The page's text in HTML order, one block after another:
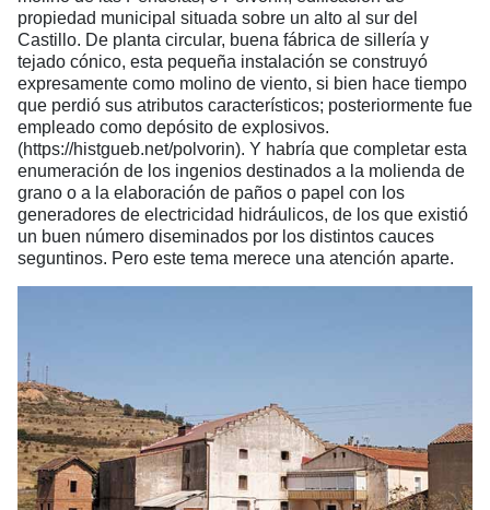
propiedad municipal situada sobre un alto al sur del
Castillo. De planta circular, buena fábrica de sillería y
tejado cónico, esta pequeña instalación se construyó
expresamente como molino de viento, si bien hace tiempo
que perdió sus atributos característicos; posteriormente fue
empleado como depósito de explosivos.
(https://histgueb.net/polvorin). Y habría que completar esta
enumeración de los ingenios destinados a la molienda de
grano o a la elaboración de paños o papel con los
generadores de electricidad hidráulicos, de los que existió
un buen número diseminados por los distintos cauces
seguntinos. Pero este tema merece una atención aparte.